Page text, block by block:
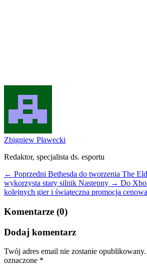
Zbigniew Pławecki
Redaktor, specjalista ds. esportu
← Poprzedni Bethesda do tworzenia The
wykorzysta stary silnik Następny → Do
kolejnych gier i świąteczna promocja cenowa
Komentarze (0)
Dodaj komentarz
Twój adres email nie zostanie opublikowany.
oznaczone *